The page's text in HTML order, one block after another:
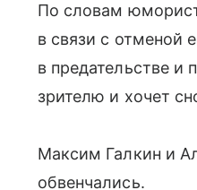
По словам
в связи с отменой
в предательстве и
зрителю и хочет
Максим Галкин и
обвенчались.